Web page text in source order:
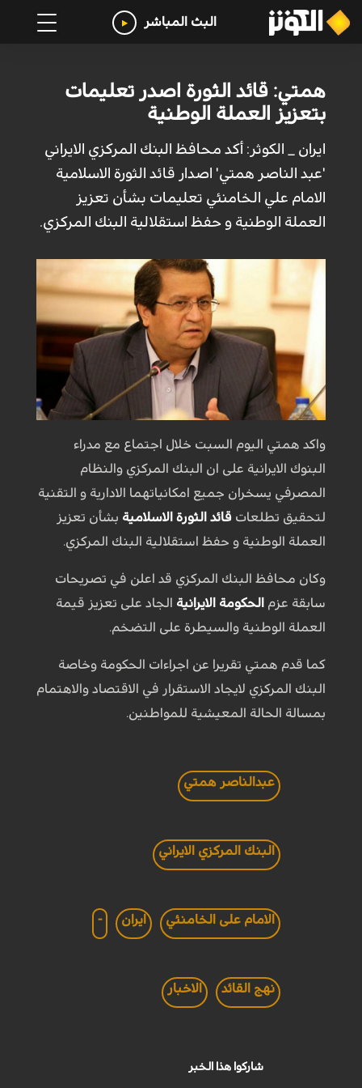
البث المباشر
همتي: قائد الثورة اصدر تعليمات
بتعزيز العملة الوطنية
ايران _ الكوثر: أكد محافظ البنك المركزي الايراني
'عبد الناصر همتي' اصدار قائد الثورة الاسلامية
الامام علي الخامنئي تعليمات بشأن تعزيز
العملة الوطنية و حفظ استقلالية البنك المركزي.
واكد همتي اليوم السبت خلال اجتماع مع مدراء
البنوك الايرانية على ان البنك المركزي والنظام
المصرفي يسخران جميع امكانياتهما الادارية و التقنية
لتحقيق تطلعات قائد الثورة الاسلامية بشأن تعزيز
العملة الوطنية و حفظ استقلالية البنك المركزي.
وكان محافظ البنك المركزي قد اعلن في تصريحات
سابقة عزم الحكومة الايرانية الجاد على تعزيز قيمة
العملة الوطنية والسيطرة على التضخم.
كما قدم همتي تقريرا عن اجراءات الحكومة وخاصة
البنك المركزي لايجاد الاستقرار في الاقتصاد والاهتمام
بمسالة الحالة المعيشية للمواطنين.
عبدالناصر همتي
البنك المركزي الايراني
الامام على الخامنئي ايران -
نهج القائد الاخبار
شاركوا هذا الخبر